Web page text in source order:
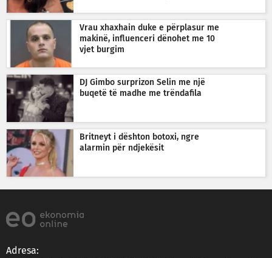
Vrau xhaxhain duke e përplasur me
makinë, influenceri dënohet me 10
vjet burgim
DJ Gimbo surprizon Selin me një
buqetë të madhe me trëndafila
Britneyt i dështon botoxi, ngre
alarmin për ndjekësit
Adresa: